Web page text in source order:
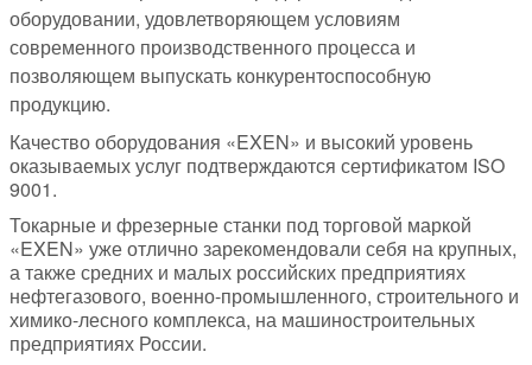
оборудовании, удовлетворяющем условиям
современного производственного процесса и
позволяющем выпускать конкурентоспособную
продукцию.
Качество оборудования «EXEN» и высокий уровень
оказываемых услуг подтверждаются сертификатом ISO
9001.
Токарные и фрезерные станки под торговой маркой
«EXEN» уже отлично зарекомендовали себя на крупных,
а также средних и малых российских предприятиях
нефтегазового, военно-промышленного, строительного и
химико-лесного комплекса, на машиностроительных
предприятиях России.